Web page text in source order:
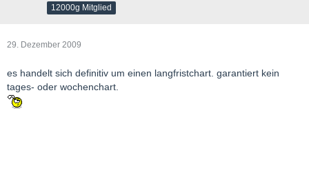
12000g Mitglied
29. Dezember 2009
es handelt sich definitiv um einen langfristchart. garantiert kein
tages- oder wochenchart.